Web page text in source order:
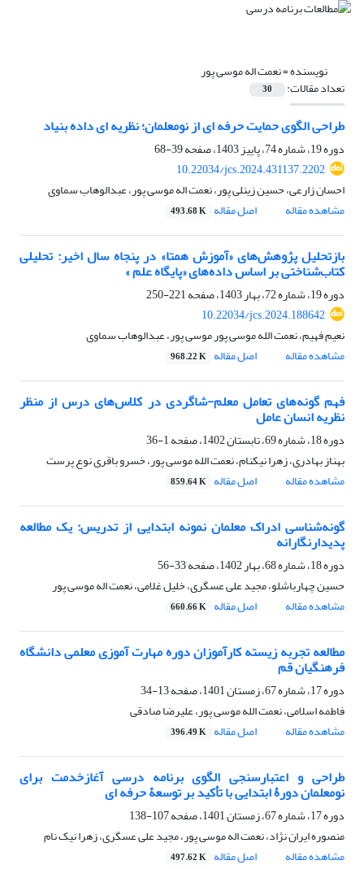
نویسنده =نعمت اله موسی پور
تعداد مقالات: 30
طراحی الگوی حمایت حرفه ای از نومعلمان؛ نظریه ای داده بنیاد
دوره 19، شماره 74، پاییز 1403، صفحه
39-68
10.22034/jcs.2024.431137.2202
احسان زارعی، حسین زینلی پور، نعمت اله موسی پور، عبدالوهاب سماوی
مشاهده مقاله
اصل مقاله 493.68 K
بازتحلیل پژوهش‌های «آموزش همتا» در پنجاه سال اخیر: تحلیلی
کتاب‌شناختی بر اساس داده‌های «پایگاه علم »
دوره 19، شماره 72، بهار 1403، صفحه
221-250
10.22034/jcs.2024.188642
نعیم فهیم، نعمت الله موسی پور موسی پور، عبدالوهاب سماوی
مشاهده مقاله
اصل مقاله 968.22 K
فهم گونه‌های تعامل معلم-شاگردی در کلاس‌های درس از منظر
نظریه انسان عامل
دوره 18، شماره 69، تابستان 1402، صفحه
1-36
بهناز بهادری، زهرا نیکنام، نعمت الله موسی پور، خسرو باقری نوع پرست
مشاهده مقاله
اصل مقاله 859.64 K
گونه‌شناسی ادراک معلمان نمونه ابتدایی از تدریس: یک مطالعه
پدیدارنگارانه
دوره 18، شماره 68، بهار 1402، صفحه
33-56
حسین چهارباشلو، مجید علی عسگری، خلیل غلامی، نعمت اله موسی پور
مشاهده مقاله
اصل مقاله 660.66 K
مطالعه تجربه زیسته کارآموزان دوره مهارت ‎آموزی معلمی دانشگاه
فرهنگیان قم
دوره 17، شماره 67، زمستان 1401، صفحه
13-34
فاطمه اسلامی، نعمت الله موسی پور، علیرضا صادقی
مشاهده مقاله
اصل مقاله 396.49 K
طراحی و اعتبارسنجی الگوی برنامه درسی آغازخدمت برای
نومعلمان دورۀ ابتدایی با تأکید بر توسعۀ حرفه ای
دوره 17، شماره 67، زمستان 1401، صفحه
107-138
منصوره ایران نژاد، نعمت اله موسی پور، مجید علی عسگری، زهرا نیک نام
مشاهده مقاله
اصل مقاله 497.62 K